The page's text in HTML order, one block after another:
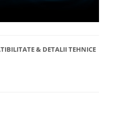
& DETALII TEHNICE